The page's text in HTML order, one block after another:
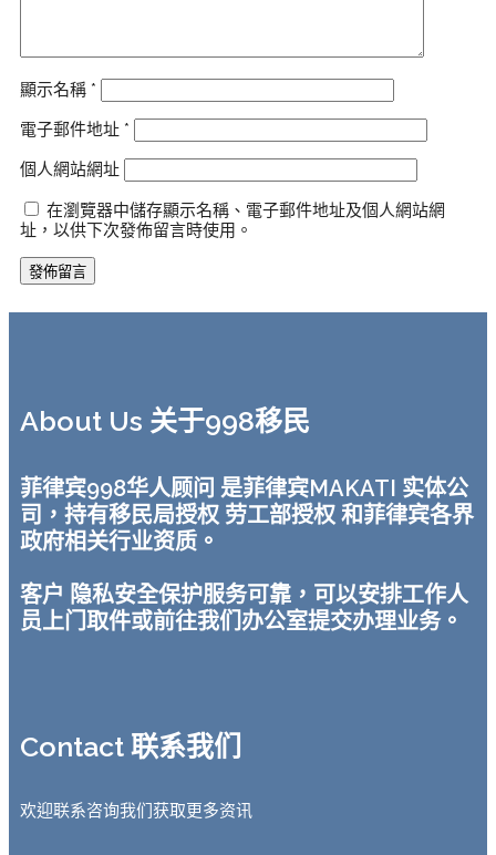
顯示名稱 *
電子郵件地址 *
個人網站網址
在瀏覽器中儲存顯示名稱、電子郵件地址及個人網站網
址，以供下次發佈留言時使用。
About Us 关于998移民
菲律宾998华人顾问 是菲律宾MAKATI 实体公
司，持有移民局授权 劳工部授权 和菲律宾各界
政府相关行业资质。
客户 隐私安全保护服务可靠，可以安排工作人
员上门取件或前往我们办公室提交办理业务。
Contact 联系我们
欢迎联系咨询我们获取更多资讯